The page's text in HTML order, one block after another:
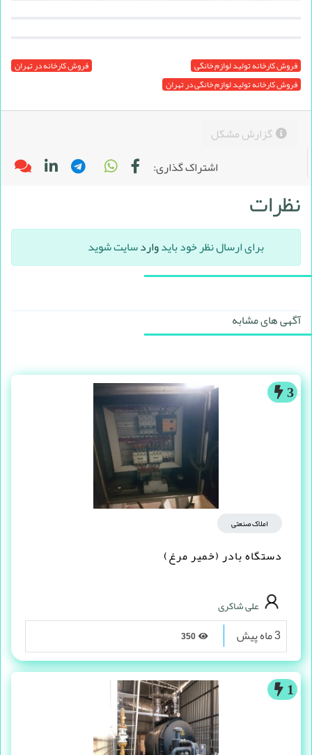
فروش کارخانه تولید لوازم خانگی
فروش کارخانه در تهران
فروش کارخانه تولید لوازم خانگی در تهران
گزارش مشکل
اشتراک گذاری:
نظرات
برای ارسال نظر خود بایدواردسایت شوید
آگهی های مشابه
3
املاک صنعتی
دستگاه بادر (خمیر مرغ)
علی شاکری
3 ماه پیش
1